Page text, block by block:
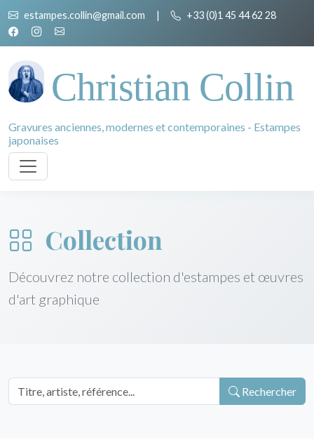
estampes.collin@gmail.com | +33 (0)1 45 44 62 28
Christian Collin
Gravures anciennes, modernes et contemporaines - Estampes
japonaises
Collection
Découvrez notre collection d'estampes et œuvres
d'art graphique
Rechercher